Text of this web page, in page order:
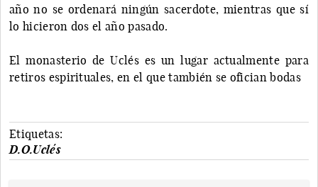
año no se ordenará ningún sacerdote, mientras que sí
lo hicieron dos el año pasado.
El monasterio de Uclés es un lugar actualmente para
retiros espirituales, en el que también se ofician bodas
Etiquetas:
D.O.Uclés